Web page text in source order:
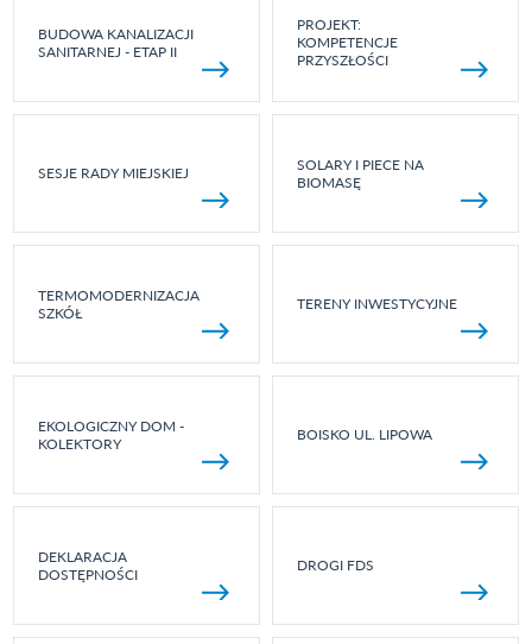
BUDOWA KANALIZACJI
SANITARNEJ - ETAP II
PROJEKT:
KOMPETENCJE
PRZYSZŁOŚCI
SESJE RADY MIEJSKIEJ
SOLARY I PIECE NA
BIOMASĘ
TERMOMODERNIZACJA
SZKÓŁ
TERENY INWESTYCYJNE
EKOLOGICZNY DOM -
KOLEKTORY
BOISKO UL. LIPOWA
DEKLARACJA
DOSTĘPNOŚCI
DROGI FDS